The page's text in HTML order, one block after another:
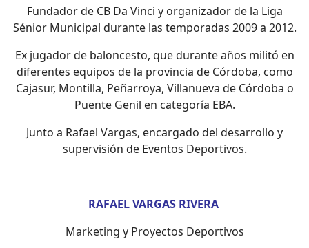
Fundador de CB Da Vinci y organizador de la Liga
Sénior Municipal durante las temporadas 2009 a 2012.
Ex jugador de baloncesto, que durante años militó en
diferentes equipos de la provincia de Córdoba, como
Cajasur, Montilla, Peñarroya, Villanueva de Córdoba o
Puente Genil en categoría EBA.
Junto a Rafael Vargas, encargado del desarrollo y
supervisión de Eventos Deportivos.
RAFAEL VARGAS RIVERA
Marketing y Proyectos Deportivos